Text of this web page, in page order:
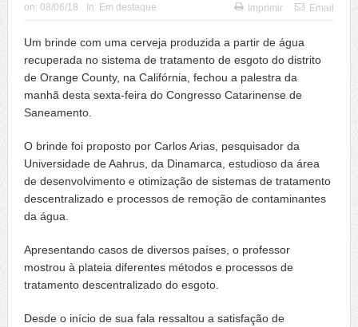
on: 08/06/18 In: Em destaque Imprimir Email
Um brinde com uma cerveja produzida a partir de água
recuperada no sistema de tratamento de esgoto do distrito
de Orange County, na Califórnia, fechou a palestra da
manhã desta sexta-feira do Congresso Catarinense de
Saneamento.
O brinde foi proposto por Carlos Arias, pesquisador da
Universidade de Aahrus, da Dinamarca, estudioso da área
de desenvolvimento e otimização de sistemas de tratamento
descentralizado e processos de remoção de contaminantes
da água.
Apresentando casos de diversos países, o professor
mostrou à plateia diferentes métodos e processos de
tratamento descentralizado do esgoto.
Desde o início de sua fala ressaltou a satisfação de